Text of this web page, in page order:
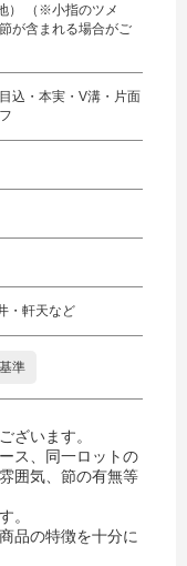
） （※小指のツメ
が含まれる場合がご
込・本実・V溝・片面
・軒天など
準
ざいます。
ス、同一ロットの
囲気、節の有無等
。
品の特徴を十分に